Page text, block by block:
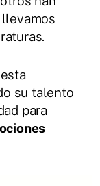
su talento
para